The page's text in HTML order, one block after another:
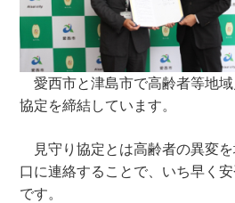
愛西市と津島市で高齢者等地
協定を締結しています。
見守り協定とは高齢者の異変
口に連絡することで、いち早く
です。